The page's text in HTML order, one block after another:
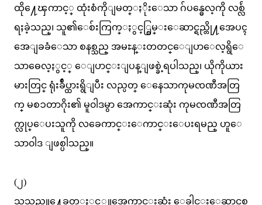
ထို႔ေၾကာင့္ ထုံးစံကိုျမတ္ႏိုးေသာ ဂ်ပန္ဓေလ့ကို လစ္လ်ဴ
ရႈခဲ့သည္၊ သူ၏ေစ်းကြက္ႏွင့္စြမ္းေဆာင္ရည္တို႔အေပၚ
အေျခခံေသာ စနစ္သည္ အမႊန္းတတင္ေျပာေလ့ရွိေ
သာဓေလ့ႏွင့္ ေျပာင္းျပန္ျဖစ္ခဲ့ရပါသည္၊ ယိုကိုယား
မားတြင္ ရုံးခ်ဳပ္ထားရွိျပီး လည္ပတ္ ေနေသာကုမၸဏီအတြ
က္ မစၥတာဂိုး၏ မူ၀ါဒမွာ အေကာင္းဆုံး ကုမၸဏီအတြ
က္လုပ္ေပးသူကို လခေကာင္းေကာင္းေပးရမည္ ဟူေ
သာ၀ါဒ ျဖစ္ပါသည္။
(၂)
သူသည္သူ႔ေခတ္ႏွင့္သူအေကာင္းဆုံး ေခါင္းေဆာင္တစ္